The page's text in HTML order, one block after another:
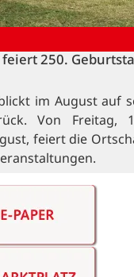
250.
im August auf
Von Freitag,
feiert die